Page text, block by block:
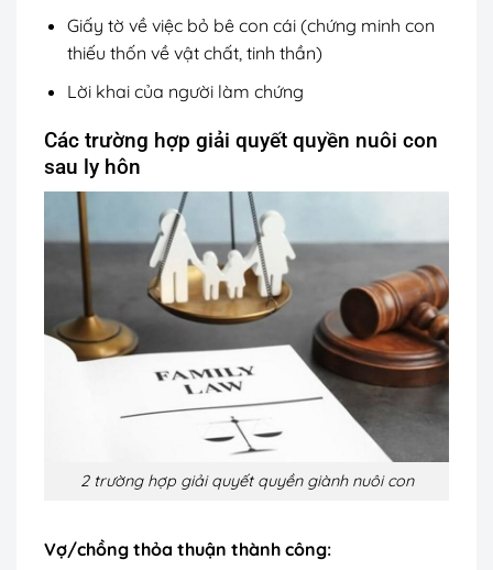
Giấy tờ về việc bỏ bê con cái (chứng minh con
thiếu thốn về vật chất, tinh thần)
Lời khai của người làm chứng
Các trường hợp giải quyết quyền nuôi con
sau ly hôn
2 trường hợp giải quyết quyền giành nuôi con
Vợ/chồng thỏa thuận thành công: